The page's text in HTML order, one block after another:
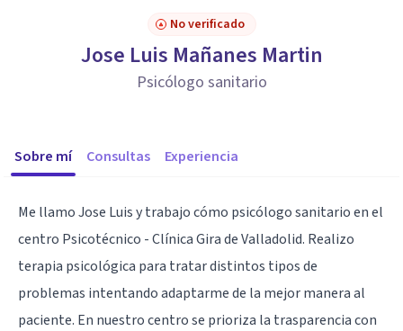
No verificado
Jose Luis Mañanes Martin
Psicólogo sanitario
Sobre mí Consultas Experiencia
Me llamo Jose Luis y trabajo cómo psicólogo sanitario en el
centro Psicotécnico - Clínica Gira de Valladolid. Realizo
terapia psicológica para tratar distintos tipos de
problemas intentando adaptarme de la mejor manera al
paciente. En nuestro centro se prioriza la trasparencia con